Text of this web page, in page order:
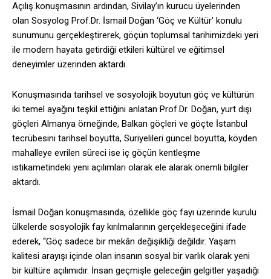
Açılış konuşmasının ardından, Sivilay’ın kurucu üyelerinden
olan Sosyolog Prof.Dr. İsmail Doğan ‘Göç ve Kültür’ konulu
sunumunu gerçekleştirerek, göçün toplumsal tarihimizdeki yeri
ile modern hayata getirdiği etkileri kültürel ve eğitimsel
deneyimler üzerinden aktardı.
Konuşmasında tarihsel ve sosyolojik boyutun göç ve kültürün
iki temel ayağını teşkil ettiğini anlatan Prof.Dr. Doğan, yurt dışı
göçleri Almanya örneğinde, Balkan göçleri ve göçte İstanbul
tecrübesini tarihsel boyutta, Suriyelileri güncel boyutta, köyden
mahalleye evrilen süreci ise iç göçün kentleşme
istikametindeki yeni açılımları olarak ele alarak önemli bilgiler
aktardı.
İsmail Doğan konuşmasında, özellikle göç fayı üzerinde kurulu
ülkelerde sosyolojik fay kırılmalarının gerçekleşeceğini ifade
ederek, “Göç sadece bir mekân değişikliği değildir. Yaşam
kalitesi arayışı içinde olan insanın sosyal bir varlık olarak yeni
bir kültüre açılımıdır. İnsan geçmişle geleceğin gelgitler yaşadığı